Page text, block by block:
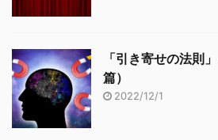
「引き寄せの法則
篇）
2022/12/1